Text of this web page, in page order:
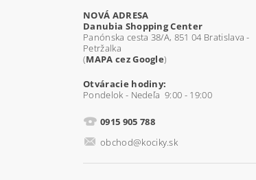
NOVÁ ADRESA
Danubia Shopping Center
Panónska cesta 38/A, 851 04 Bratislava -
Petržalka
(MAPA cez Google)
Otváracie hodiny:
Pondelok - Nedeľa 9:00 - 19:00
0915 905 788
obchod@kociky.sk